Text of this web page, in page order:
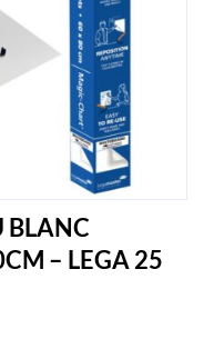
BLANC
– LEGA 25